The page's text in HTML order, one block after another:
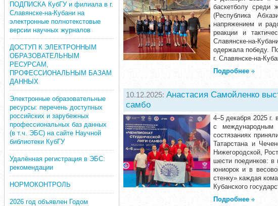
ПОДПИСКА КубГУ и филиала в г.
Славянске-на-Кубани на
электронные полнотекстовые
версии научных журналов
ДОСТУП К ЭЛЕКТРОННЫМ
ОБРАЗОВАТЕЛЬНЫМ
РЕСУРСАМ,
ПРОФЕССИОНАЛЬНЫМ БАЗАМ
ДАННЫХ
Электронные образовательные
ресурсы: перечень доступных
российских и зарубежных
профессиональных баз данных
(в т.ч. ЭБС) на сайте Научной
библиотеки КубГУ
Удалённая регистрация в ЭБС:
рекомендации
НОРМОКОНТРОЛЬ
2026 год объявлен Годом
баскетболу среди
(Республика
напряжением и
реакции и
Славянске-на-
одержала победу.
г. Славянске-на-
Подробнее
10.12.2025: Анастасия Самойленко
самбо
4–5 декабря 2025
с международным
состязаниях
Татарстана и
Нижегородской,
шести поединков: в
юниорок и в
стенку» каждая
Кубанского
Подробнее